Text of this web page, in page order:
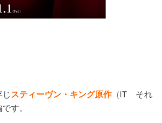
スティーヴン・キング原作（IT それ
す。